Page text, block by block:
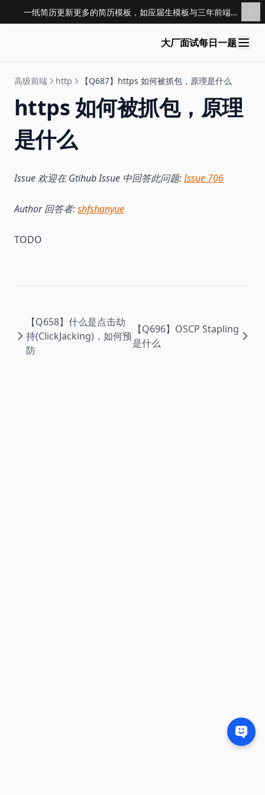
一纸简历更新更多的简历模板，如应届生模板与三年前端模板，点击查看 →
大厂面试每日一题
高级前端 http 【Q687】https 如何被抓包，原理是什么
https 如何被抓包，原理
是什么
Issue 欢迎在 Gtihub Issue 中回答此问题:Issue 706
Author 回答者:shfshanyue
TODO
【Q658】什么是点击劫
持(ClickJacking)，如何预
防
【Q696】OSCP Stapling
是什么